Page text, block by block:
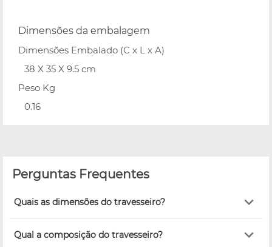
Dimensões da embalagem
Dimensões Embalado (C x L x A)
38 X 35 X 9.5 cm
Peso Kg
0.16
Perguntas Frequentes
Quais as dimensões do travesseiro?
Qual a composição do travesseiro?